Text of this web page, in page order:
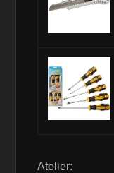
Atelier: